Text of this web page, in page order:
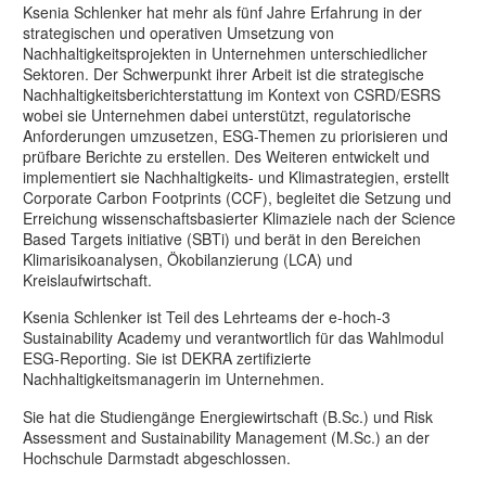
Ksenia Schlenker hat mehr als fünf Jahre Erfahrung in der
strategischen und operativen Umsetzung von
Nachhaltigkeitsprojekten in Unternehmen unterschiedlicher
Sektoren. Der Schwerpunkt ihrer Arbeit ist die strategische
Nachhaltigkeitsberichterstattung im Kontext von CSRD/ESRS
wobei sie Unternehmen dabei unterstützt, regulatorische
Anforderungen umzusetzen, ESG-Themen zu priorisieren und
prüfbare Berichte zu erstellen. Des Weiteren entwickelt und
implementiert sie Nachhaltigkeits- und Klimastrategien, erstellt
Corporate Carbon Footprints (CCF), begleitet die Setzung und
Erreichung wissenschaftsbasierter Klimaziele nach der Science
Based Targets initiative (SBTi) und berät in den Bereichen
Klimarisikoanalysen, Ökobilanzierung (LCA) und
Kreislaufwirtschaft.
Ksenia Schlenker ist Teil des Lehrteams der e-hoch-3
Sustainability Academy und verantwortlich für das Wahlmodul
ESG-Reporting. Sie ist DEKRA zertifizierte
Nachhaltigkeitsmanagerin im Unternehmen.
Sie hat die Studiengänge Energiewirtschaft (B.Sc.) und Risk
Assessment and Sustainability Management (M.Sc.) an der
Hochschule Darmstadt abgeschlossen.